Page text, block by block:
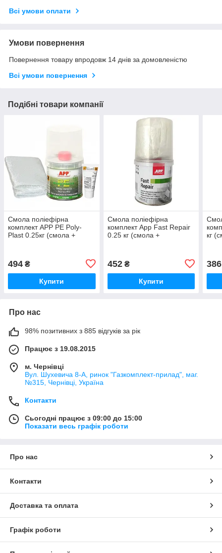
Всі умови оплати
Умови повернення
Повернення товару впродовж 14 днів за домовленістю
Всі умови повернення
Подібні товари компанії
Смола поліефірна
комплект APP PE Poly-
Plast 0.25кг (смола +
494 ₴
Купити
Смола поліефірна
комплект App Fast Repair
0.25 кг (смола +
452₴
Купити
кг
386
Про нас
98% позитивних з 885 відгуків за рік
Працює з 19.08.2015
м. Чернівці
Вул. Шухевича 8-А, ринок "Газкомплект-прилад", маг.
№315, Чернівці, Україна
Контакти
Сьогодні працює з 09:00 до 15:00
Показати весь графік роботи
Про нас
Контакти
Доставка та оплата
Графік роботи